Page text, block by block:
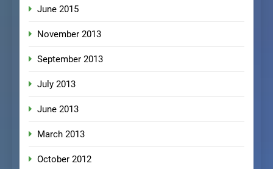
June 2015
November 2013
September 2013
July 2013
June 2013
March 2013
October 2012